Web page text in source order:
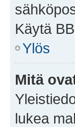
Käytä
Ylös
Mitä
lukea